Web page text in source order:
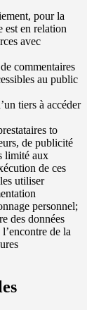
pour la
est en relation
avec
commentaires
au public
tiers à accéder
to
de publicité
limité aux
de ces
utiliser
personnel;
des données
de la